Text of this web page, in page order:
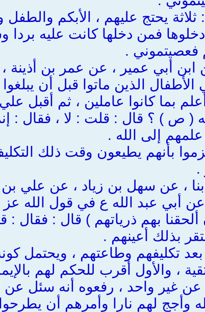
: ثلاثة يحتج عليهم ، الأبكم
فمن دخلها كانت عليه بردا
فعصيتموني .
ابن أبي عمير ، عن عمر بن
الأطفال الذين ماتوا قبل أن
بما كانوا عاملين ، ثم أقبل
( ص ) ؟ قال : قلت : لا ، فقال :
علمهم إلى الله .
بأنهم يطيعون وقت ذلك
.
، عن سهل بن زياد ، عن علي
أبي عبد الله ع في قول الله عز
ألحقنا بهم ذرياتهم ) قال : فقال
لتقر بذلك أعينهم .
تكليفهم وطاعتهم ، ويحتمل
، والأول أقرب للحكم لهم
غير واحد ، رفعوه أنه سئل عن
وأجج لهم نارا وأمرهم أن